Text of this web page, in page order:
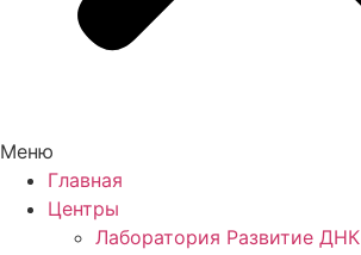
Меню
Главная
Центры
Лаборатория Развитие ДНК